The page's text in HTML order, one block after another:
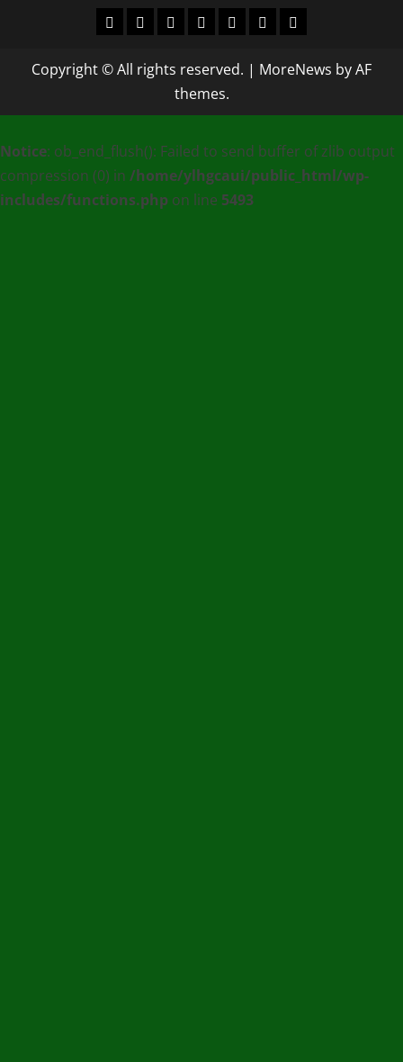
Accueil
À
Nos
Contact
[
–
PLUS
:
Agence
de
CompteUtilisateur/
Copyright © All rights reserved. | MoreNews by AF
themes.
Notice: ob_end_flush(): Failed to send buffer of zlib output
compression (0) in /home/ylhgcaui/public_html/wp-
includes/functions.php on line 5493